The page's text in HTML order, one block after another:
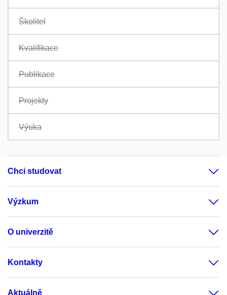
Školitel
Kvalifikace
Publikace
Projekty
Výuka
Chci studovat
Výzkum
O univerzitě
Kontakty
Aktuálně